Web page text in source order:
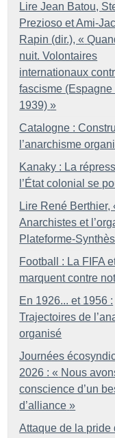
Lire Jean Batou,
Prezioso et Ami-
Rapin (dir.), «
nuit. Volontaires
internationaux
fascisme (Espagne
1939) »
Catalogne :
l’anarchisme
Kanaky : La
l’État colonial se
Lire René Berthier,
Anarchistes et
Plateforme-
Football : La FIFA
marquent contre
En 1926... et 1956 :
Trajectoires de
organisé
Journées
2026 : « Nous
conscience d’un
d’alliance »
Attaque de la pride